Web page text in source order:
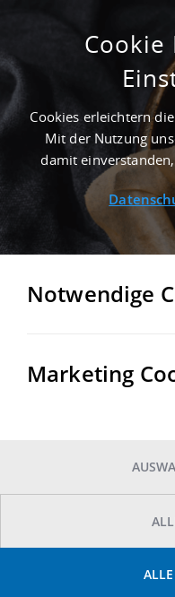
ERSTBEZUG -
IN BERLIN AN
Startseite Immobiliensuche
Cookie
Cookies erleichtern
Mit der Nutzung
damit
Notwendige
Marketing